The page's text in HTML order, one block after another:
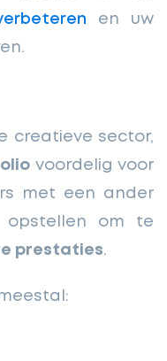
en uw
creatieve sector,
voordelig voor
met een ander
opstellen om te
prestaties.